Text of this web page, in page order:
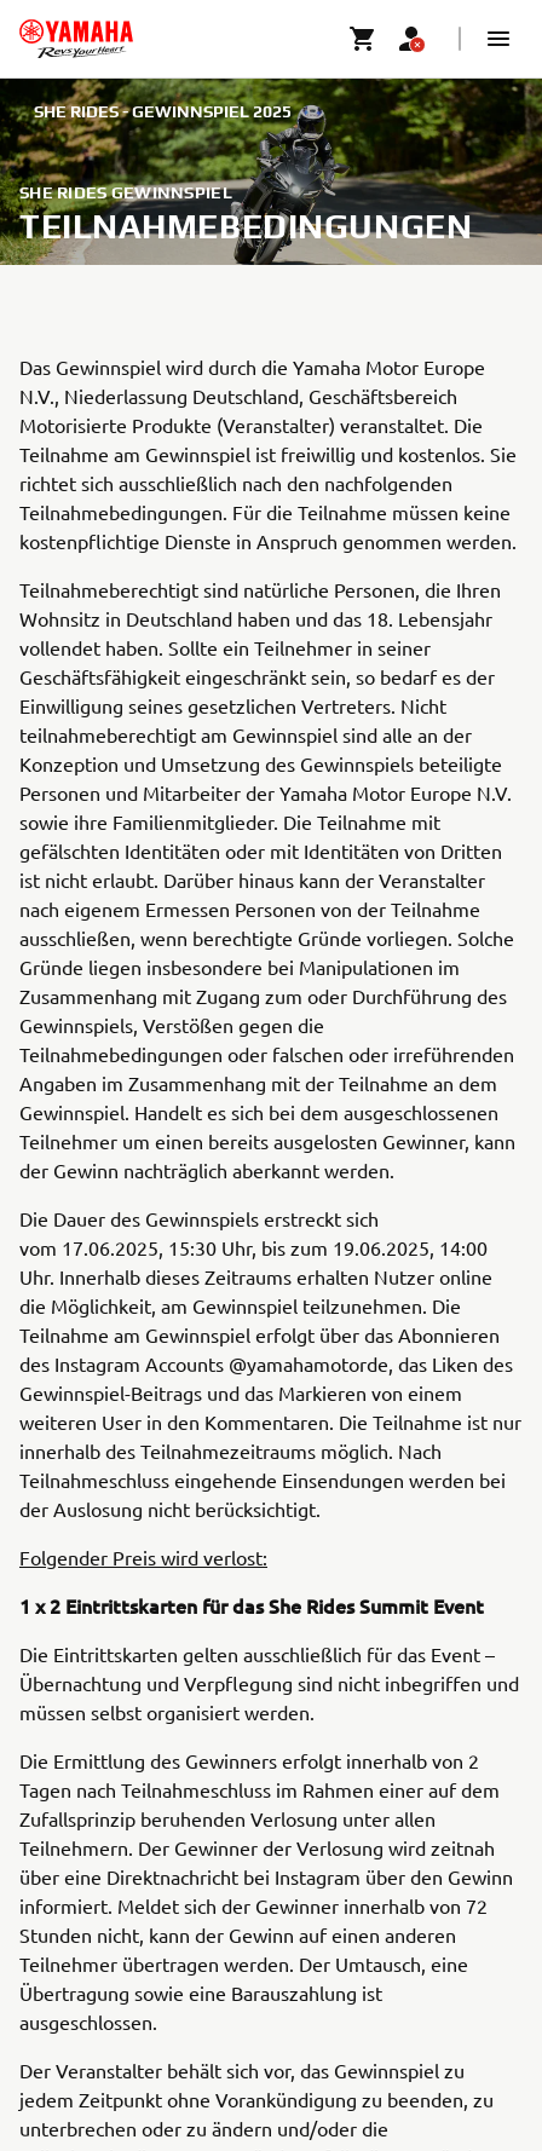
SHE RIDES - GEWINNSPIEL 2025
SHE RIDES GEWINNSPIEL
TEILNAHMEBEDINGUNGEN
Das Gewinnspiel wird durch die Yamaha Motor Europe
N.V., Niederlassung Deutschland, Geschäftsbereich
Motorisierte Produkte (Veranstalter) veranstaltet. Die
Teilnahme am Gewinnspiel ist freiwillig und kostenlos. Sie
richtet sich ausschließlich nach den nachfolgenden
Teilnahmebedingungen. Für die Teilnahme müssen keine
kostenpflichtige Dienste in Anspruch genommen werden.
Teilnahmeberechtigt sind natürliche Personen, die Ihren
Wohnsitz in Deutschland haben und das 18. Lebensjahr
vollendet haben. Sollte ein Teilnehmer in seiner
Geschäftsfähigkeit eingeschränkt sein, so bedarf es der
Einwilligung seines gesetzlichen Vertreters. Nicht
teilnahmeberechtigt am Gewinnspiel sind alle an der
Konzeption und Umsetzung des Gewinnspiels beteiligte
Personen und Mitarbeiter der Yamaha Motor Europe N.V.
sowie ihre Familienmitglieder. Die Teilnahme mit
gefälschten Identitäten oder mit Identitäten von Dritten
ist nicht erlaubt. Darüber hinaus kann der Veranstalter
nach eigenem Ermessen Personen von der Teilnahme
ausschließen, wenn berechtigte Gründe vorliegen. Solche
Gründe liegen insbesondere bei Manipulationen im
Zusammenhang mit Zugang zum oder Durchführung des
Gewinnspiels, Verstößen gegen die
Teilnahmebedingungen oder falschen oder irreführenden
Angaben im Zusammenhang mit der Teilnahme an dem
Gewinnspiel. Handelt es sich bei dem ausgeschlossenen
Teilnehmer um einen bereits ausgelosten Gewinner, kann
der Gewinn nachträglich aberkannt werden.
Die Dauer des Gewinnspiels erstreckt sich
vom 17.06.2025, 15:30 Uhr, bis zum 19.06.2025, 14:00
Uhr. Innerhalb dieses Zeitraums erhalten Nutzer online
die Möglichkeit, am Gewinnspiel teilzunehmen. Die
Teilnahme am Gewinnspiel erfolgt über das Abonnieren
des Instagram Accounts @yamahamotorde, das Liken des
Gewinnspiel-Beitrags und das Markieren von einem
weiteren User in den Kommentaren. Die Teilnahme ist nur
innerhalb des Teilnahmezeitraums möglich. Nach
Teilnahmeschluss eingehende Einsendungen werden bei
der Auslosung nicht berücksichtigt.
Folgender Preis wird verlost:
1 x 2 Eintrittskarten für das She Rides Summit Event
Die Eintrittskarten gelten ausschließlich für das Event –
Übernachtung und Verpflegung sind nicht inbegriffen und
müssen selbst organisiert werden.
Die Ermittlung des Gewinners erfolgt innerhalb von 2
Tagen nach Teilnahmeschluss im Rahmen einer auf dem
Zufallsprinzip beruhenden Verlosung unter allen
Teilnehmern. Der Gewinner der Verlosung wird zeitnah
über eine Direktnachricht bei Instagram über den Gewinn
informiert. Meldet sich der Gewinner innerhalb von 72
Stunden nicht, kann der Gewinn auf einen anderen
Teilnehmer übertragen werden. Der Umtausch, eine
Übertragung sowie eine Barauszahlung ist
ausgeschlossen.
Der Veranstalter behält sich vor, das Gewinnspiel zu
jedem Zeitpunkt ohne Vorankündigung zu beenden, zu
unterbrechen oder zu ändern und/oder die